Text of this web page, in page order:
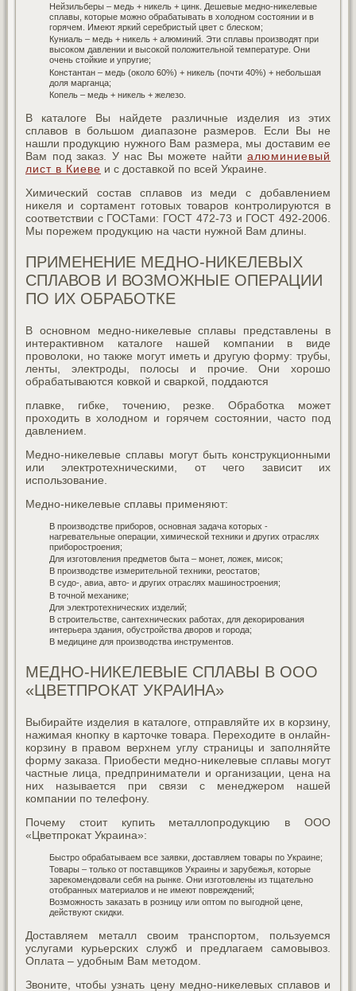
Нейзильберы – медь + никель + цинк. Дешевые медно-никелевые
сплавы, которые можно обрабатывать в холодном состоянии и в
горячем. Имеют яркий серебристый цвет с блеском;
Куниаль – медь + никель + алюминий. Эти сплавы производят при
высоком давлении и высокой положительной температуре. Они
очень стойкие и упругие;
Константан – медь (около 60%) + никель (почти 40%) + небольшая
доля марганца;
Копель – медь + никель + железо.
В каталоге Вы найдете различные изделия из этих
сплавов в большом диапазоне размеров. Если Вы не
нашли продукцию нужного Вам размера, мы доставим ее
Вам под заказ. У нас Вы можете найти алюминиевый
лист в Киеве и с доставкой по всей Украине.
Химический состав сплавов из меди с добавлением
никеля и сортамент готовых товаров контролируются в
соответствии с ГОСТами: ГОСТ 472-73 и ГОСТ 492-2006.
Мы порежем продукцию на части нужной Вам длины.
ПРИМЕНЕНИЕ МЕДНО-НИКЕЛЕВЫХ
СПЛАВОВ И ВОЗМОЖНЫЕ ОПЕРАЦИИ
ПО ИХ ОБРАБОТКЕ
В основном медно-никелевые сплавы представлены в
интерактивном каталоге нашей компании в виде
проволоки, но также могут иметь и другую форму: трубы,
ленты, электроды, полосы и прочие. Они хорошо
обрабатываются ковкой и сваркой, поддаются
плавке, гибке, точению, резке. Обработка может
проходить в холодном и горячем состоянии, часто под
давлением.
Медно-никелевые сплавы могут быть конструкционными
или электротехническими, от чего зависит их
использование.
Медно-никелевые сплавы применяют:
В производстве приборов, основная задача которых -
нагревательные операции, химической техники и других отраслях
приборостроения;
Для изготовления предметов быта – монет, ложек, мисок;
В производстве измерительной техники, реостатов;
В судо-, авиа, авто- и других отраслях машиностроения;
В точной механике;
Для электротехнических изделий;
В строительстве, сантехнических работах, для декорирования
интерьера здания, обустройства дворов и города;
В медицине для производства инструментов.
МЕДНО-НИКЕЛЕВЫЕ СПЛАВЫ В ООО
«ЦВЕТПРОКАТ УКРАИНА»
Выбирайте изделия в каталоге, отправляйте их в корзину,
нажимая кнопку в карточке товара. Переходите в онлайн-
корзину в правом верхнем углу страницы и заполняйте
форму заказа. Приобести медно-никелевые сплавы могут
частные лица, предприниматели и организации, цена на
них называется при связи с менеджером нашей
компании по телефону.
Почему стоит купить металлопродукцию в ООО
«Цветпрокат Украина»:
Быстро обрабатываем все заявки, доставляем товары по Украине;
Товары – только от поставщиков Украины и зарубежья, которые
зарекомендовали себя на рынке. Они изготовлены из тщательно
отобранных материалов и не имеют повреждений;
Возможность заказать в розницу или оптом по выгодной цене,
действуют скидки.
Доставляем металл своим транспортом, пользуемся
услугами курьерских служб и предлагаем самовывоз.
Оплата – удобным Вам методом.
Звоните, чтобы узнать цену медно-никелевых сплавов и